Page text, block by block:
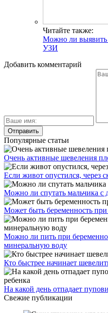
Читайте также:
Можно ли
УЗИ
Добавить комментарий
Популярные статьи
Очень активные шевеления
Если живот опустился, через
Можно ли спутать мальчика с
Может быть беременность
Можно ли пить при
минеральную воду
Кто быстрее начинает
На какой день отпадает
Свежие публикации